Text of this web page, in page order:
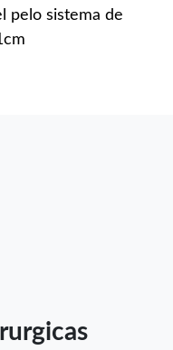
pelo sistema de